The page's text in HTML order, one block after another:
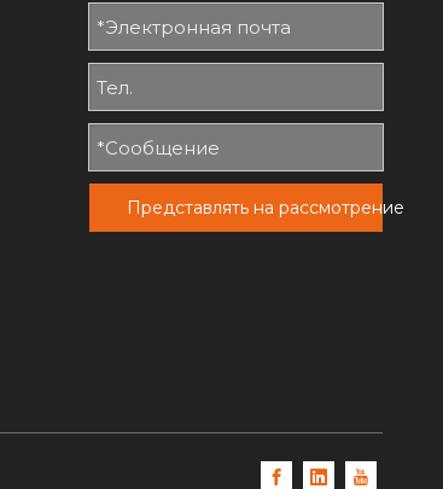
Представлять на рассмотрение